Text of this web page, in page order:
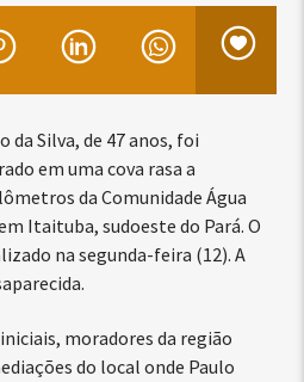
da Silva, de 47 anos, foi
em uma cova rasa a
da Comunidade Água
Itaituba, sudoeste do Pará. O
na segunda-feira (12). A
moradores da região
do local onde Paulo